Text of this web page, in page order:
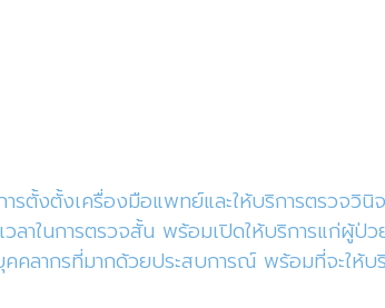
รตั้งตั้งเครื่องมือแพทย์และให้บริการตรวจวิ
าในการตรวจสั้น พร้อมเปิดให้บริการแก่ผู้ป่
ลากรที่มากด้วยประสบการณ์ พร้อมที่จะให้